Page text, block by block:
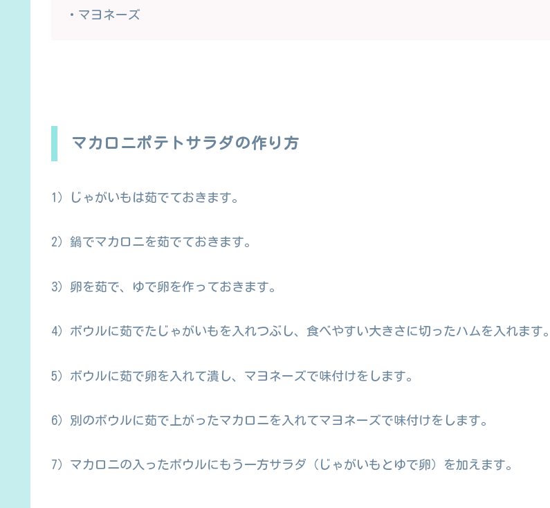
・マヨネーズ
マカロニポテトサラダの作り方
1）じゃがいもは茹でておきます。
2）鍋でマカロニを茹でておきます。
3）卵を茹で、ゆで卵を作っておきます。
4）ボウルに茹でたじゃがいもを入れつぶし、食べやすい大きさに切ったハムを入れます。
5）ボウルに茹で卵を入れて潰し、マヨネーズで味付けをします。
6）別のボウルに茹で上がったマカロニを入れてマヨネーズで味付けをします。
7）マカロニの入ったボウルにもう一方サラダ（じゃがいもとゆで卵）を加えます。